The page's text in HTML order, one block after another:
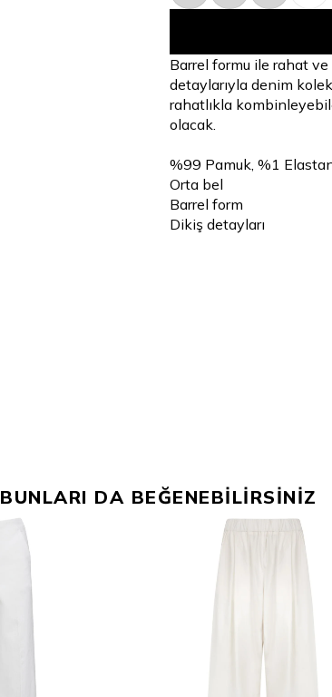
Barrel formu ile rahat
detaylarıyla denim
rahatlıkla
olacak.
%99 Pamuk, %1
Orta bel
Barrel form
Dikiş detayları
BUNLARI DA BEĞENEBİLİRSİNİZ